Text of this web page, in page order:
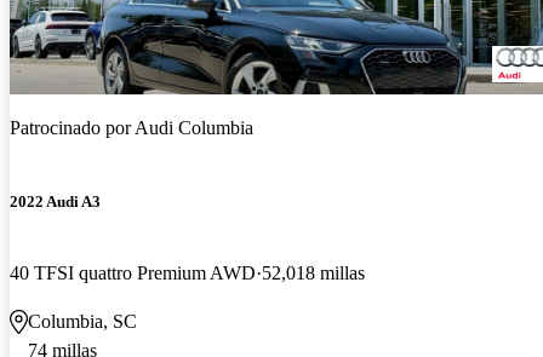
Patrocinado porAudi Columbia
2022 Audi A3
40 TFSI quattro Premium AWD 52,018 millas
Columbia, SC
74 millas